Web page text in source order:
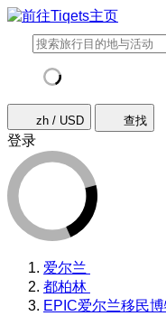
zh / USD 查找
登录
爱尔兰
都柏林
EPIC爱尔兰移民